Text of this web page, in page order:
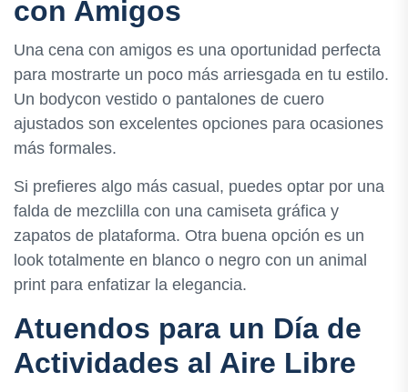
con Amigos
Una cena con amigos es una oportunidad perfecta
para mostrarte un poco más arriesgada en tu estilo.
Un bodycon vestido o pantalones de cuero
ajustados son excelentes opciones para ocasiones
más formales.
Si prefieres algo más casual, puedes optar por una
falda de mezclilla con una camiseta gráfica y
zapatos de plataforma. Otra buena opción es un
look totalmente en blanco o negro con un animal
print para enfatizar la elegancia.
Atuendos para un Día de
Actividades al Aire Libre